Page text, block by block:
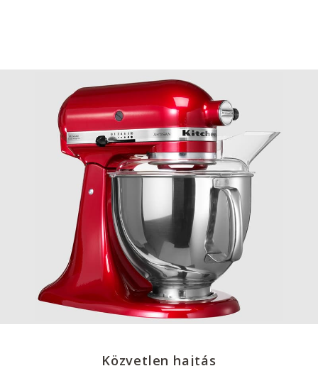
Közvetlen hajtás